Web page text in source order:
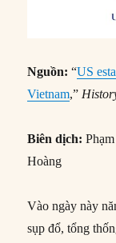
Nguồn: “US
Vietnam,”
Biên dịch:
Hoàng
Vào ngày này
sụp đổ, tổng